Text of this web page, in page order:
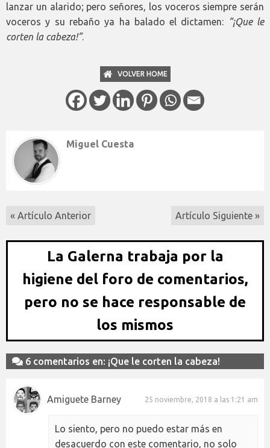
lanzar un alarido; pero señores, los voceros siempre serán
voceros y su rebaño ya ha balado el dictamen:
“¡Que le
corten la cabeza!”.
VOLVER HOME
Miguel Cuesta
« Artículo Anterior Artículo Siguiente »
La Galerna trabaja por la
higiene del foro de comentarios,
pero no se hace responsable de
los mismos
6 comentarios en: ¡Que le corten la cabeza!
Amiguete Barney 25 noviembre, 2018 a las 1:21 am
Lo siento, pero no puedo estar más en
desacuerdo con este comentario, no solo